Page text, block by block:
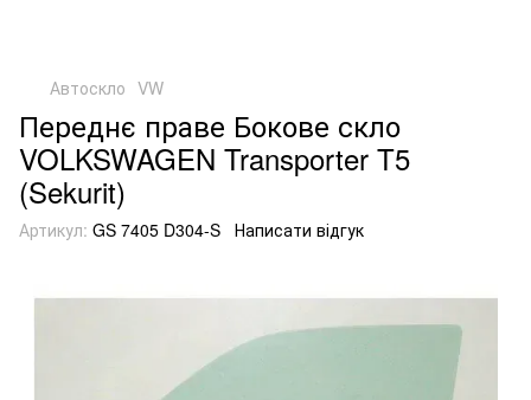
Автоскло VW
Переднє праве Бокове скло
VOLKSWAGEN Transporter T5
(Sekurit)
Артикул: GS 7405 D304-S Написати відгук